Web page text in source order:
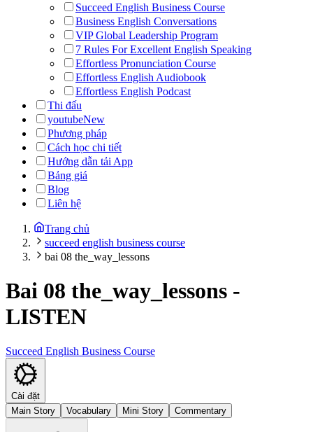
Succeed English Business Course
Business English Conversations
VIP Global Leadership Program
7 Rules For Excellent English Speaking
Effortless Pronunciation Course
Effortless English Audiobook
Effortless English Podcast
Thi đấu
youtubeNew
Phương pháp
Cách học chi tiết
Hướng dẫn tải App
Bảng giá
Blog
Liên hệ
Trang chủ
succeed english business course
bai 08 the_way_lessons
Bai 08 the_way_lessons -
LISTEN
Succeed English Business Course
Cài đặt
Main Story
Vocabulary Mini Story Commentary